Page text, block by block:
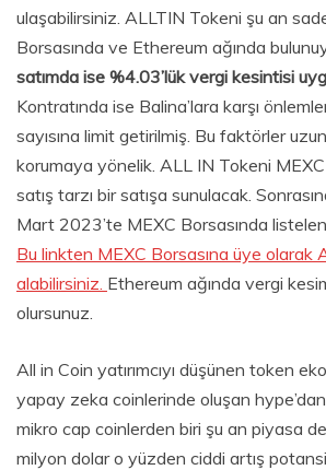
ulaşabilirsiniz. ALLTIN Tokeni şu an
Borsasında ve Ethereum ağında
satımda ise %4.03’lük vergi kesintisi
Kontratında ise Balina’lara karşı
sayısına limit getirilmiş. Bu faktörler uzun
korumaya yönelik. ALL IN Tokeni
satış tarzı bir satışa sunulacak.
Mart 2023’te MEXC Borsasında
Bu linkten MEXC Borsasına üye olarak
alabilirsiniz. Ethereum ağında vergi
olursunuz.
All in Coin yatırımcıyı düşünen token
yapay zeka coinlerinde oluşan
mikro cap coinlerden biri şu an piyasa
milyon dolar o yüzden ciddi artış